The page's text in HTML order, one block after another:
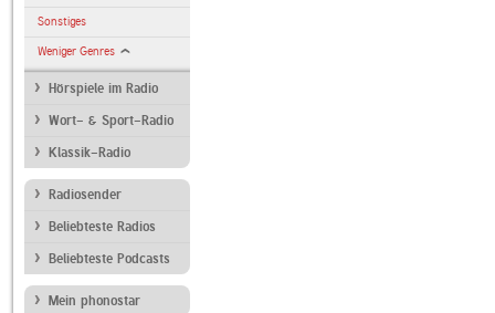
Sonstiges
Weniger Genres
Hörspiele im Radio
Wort- & Sport-Radio
Klassik-Radio
Radiosender
Beliebteste Radios
Beliebteste Podcasts
Mein phonostar